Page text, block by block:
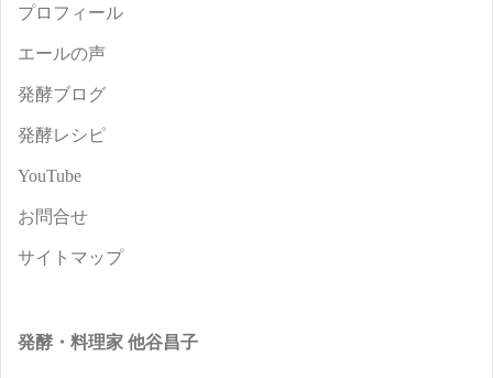
プロフィール
エールの声
発酵ブログ
発酵レシピ
YouTube
お問合せ
サイトマップ
発酵・料理家 他谷昌子